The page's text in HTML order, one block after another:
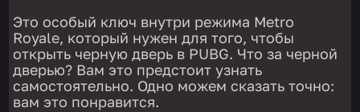
Это особый ключ внутри режима Metro
Royale, который нужен для того, чтобы
открыть черную дверь в PUBG. Что за черной
дверью? Вам это предстоит узнать
самостоятельно. Одно можем сказать точно:
вам это понравится.